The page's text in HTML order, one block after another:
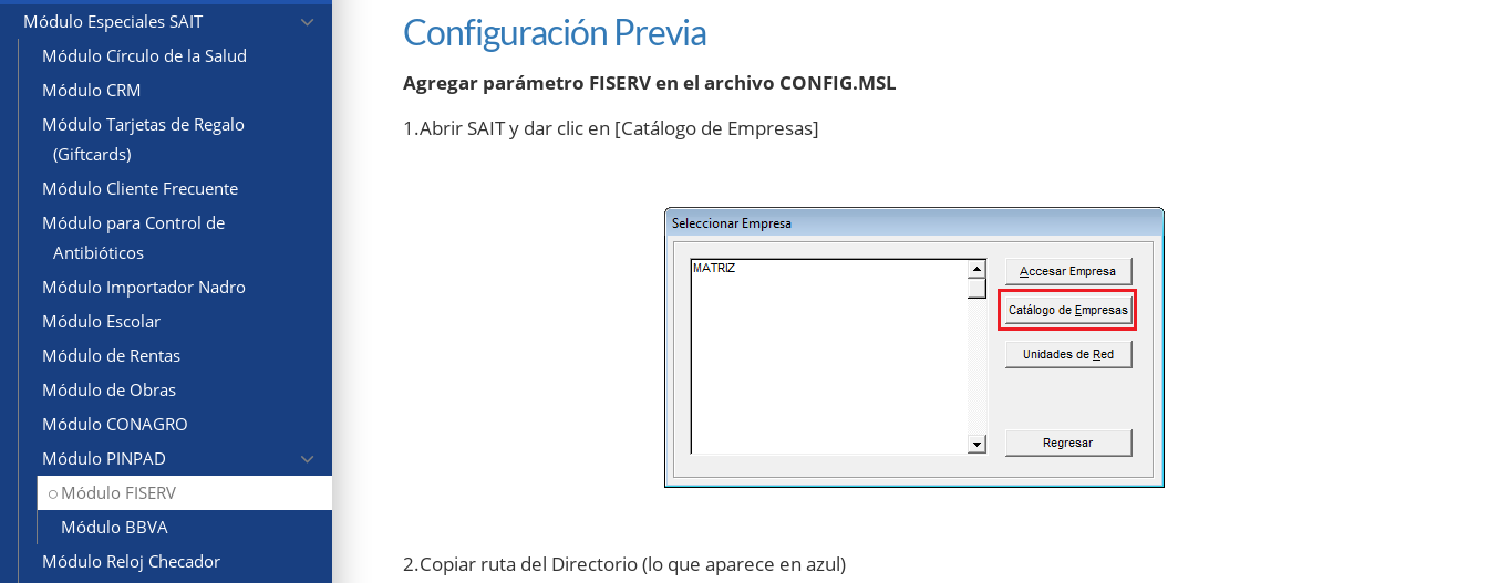
Módulo Especiales SAIT
Módulo Círculo de la Salud
Módulo CRM
Módulo Tarjetas de Regalo
(Giftcards)
Módulo Cliente Frecuente
Módulo para Control de
Antibióticos
Módulo Importador Nadro
Módulo Escolar
Módulo de Rentas
Módulo de Obras
Módulo CONAGRO
Módulo PINPAD
Módulo FISERV
Módulo BBVA
Módulo Reloj Checador
Configuración Previa
Agregar parámetro FISERV en el archivo CONFIG.MSL
1.Abrir SAIT y dar clic en [Catálogo de Empresas]
2.Copiar ruta del Directorio (lo que aparece en azul)